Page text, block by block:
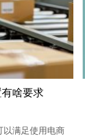
啥要求
以满足使用电商